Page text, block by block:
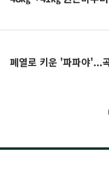
폐열로 키운 '파파야'...